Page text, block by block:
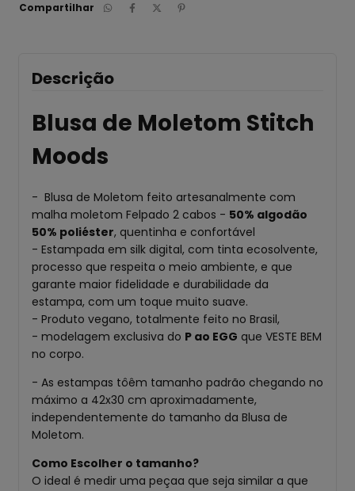
Compartilhar
Descrição
Blusa de Moletom Stitch
Moods
- Blusa de Moletom feito artesanalmente com
malha moletom Felpado 2 cabos - 50% algodão
50% poliéster, quentinha e confortável
- Estampada em silk digital, com tinta ecosolvente,
processo que respeita o meio ambiente, e que
garante maior fidelidade e durabilidade da
estampa, com um toque muito suave.
- Produto vegano, totalmente feito no Brasil,
- modelagem exclusiva do P ao EGG que VESTE BEM
no corpo.
- As estampas tôêm tamanho padrão chegando no
máximo a 42x30 cm aproximadamente,
independentemente do tamanho da Blusa de
Moletom.
Como Escolher o tamanho?
O ideal é medir uma peçaa que seja similar a que